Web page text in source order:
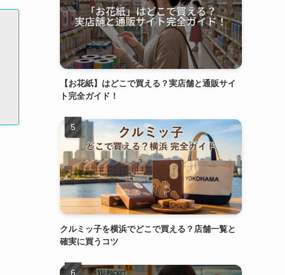
【お花紙】はどこで買える？実店舗と通販サイ
ト完全ガイド！
クルミッ子を横浜でどこで買える？店舗一覧と
確実に買うコツ